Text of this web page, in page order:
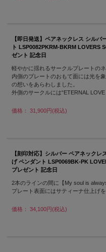
【即日発送】ペアネックレス シル
ト LSP0082PKRM-BKRM LOVERS
ゼント 記念日
軽やかに揺れるサークルプレートの
内側のプレートのおもて面には光を
の想いをあらわしました。
外側のサークルには“ETERNAL
価格： 31,900円(税込)
【刻印対応】シルバー ペアネック
げ ペンダント LSP0069BK-PK
プレゼント 記念日
2本のラインの間に【My soul is
プレート表面にはサティーナ仕上げ
価格： 34,100円(税込)